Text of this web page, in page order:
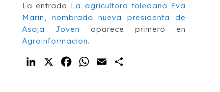
La entrada La agricultora toledana Eva
Marín, nombrada nueva presidenta de
Asaja Joven
aparece primero en
Agroinformacion.
LinkedIn FacebookWhatsApp
Email